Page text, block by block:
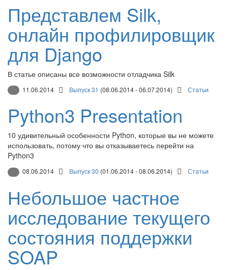
Представлем Silk,
онлайн профилировщик
для Django
В статье описаны все возможности отладчика Silk
11.06.2014 Выпуск 31 (08.06.2014 - 06.07.2014) Статьи
Python3 Presentation
10 удивительный особенности Python, которые вы не можете
использовать, потому что вы отказываетесь перейти на
Python3
08.06.2014 Выпуск 30 (01.06.2014 - 08.06.2014) Статьи
Небольшое частное
исследование текущего
состояния поддержки
SOAP